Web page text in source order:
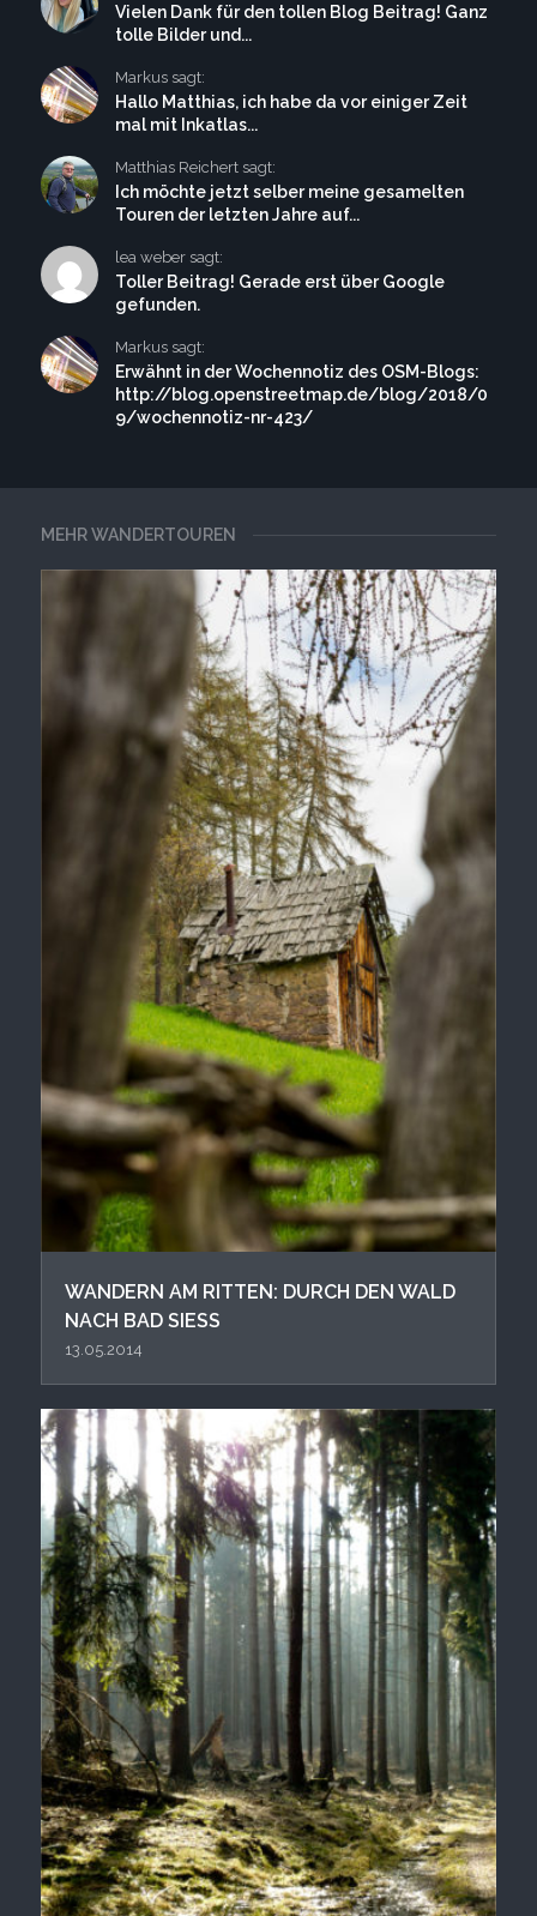
MEHR WANDERTOUREN
WANDERN AM RITTEN: DURCH DEN WALD
NACH BAD SIESS
13.05.2014
Vielen Dank für den tollen Blog Beitrag! Ganz
tolle Bilder und...
Markus sagt:
Hallo Matthias, ich habe da vor einiger Zeit
mal mit Inkatlas...
Matthias Reichert sagt:
Ich möchte jetzt selber meine gesamelten
Touren der letzten Jahre auf...
lea weber sagt:
Toller Beitrag! Gerade erst über Google
gefunden.
Markus sagt:
Erwähnt in der Wochennotiz des OSM-Blogs:
http://blog.openstreetmap.de/blog/2018/0
9/wochennotiz-nr-423/